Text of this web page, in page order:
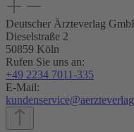
Deutscher Ärzteverlag
Dieselstraße 2
50859 Köln
Rufen Sie uns an:
+49 2234 7011-335
E-Mail: